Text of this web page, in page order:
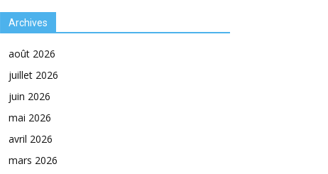
Archives
août 2026
juillet 2026
juin 2026
mai 2026
avril 2026
mars 2026